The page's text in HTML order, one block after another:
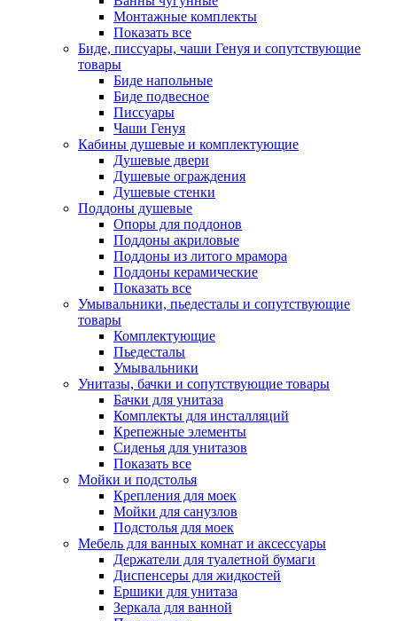
Монтажные комплекты
Показать все
Биде, писсуары, чаши Генуя и сопутствующие
товары
Биде напольные
Биде подвесное
Писсуары
Чаши Генуя
Кабины душевые и комплектующие
Душевые двери
Душевые ограждения
Душевые стенки
Поддоны душевые
Опоры для поддонов
Поддоны акриловые
Поддоны из литого мрамора
Поддоны керамические
Показать все
Умывальники, пьедесталы и сопутствующие
товары
Комплектующие
Пьедесталы
Умывальники
Унитазы, бачки и сопутствующие товары
Бачки для унитаза
Комплекты для инсталляций
Крепежные элементы
Сиденья для унитазов
Показать все
Мойки и подстолья
Крепления для моек
Мойки для санузлов
Подстолья для моек
Мебель для ванных комнат и аксессуары
Держатели для туалетной бумаги
Диспенсеры для жидкостей
Ершики для унитаза
Зеркала для ванной